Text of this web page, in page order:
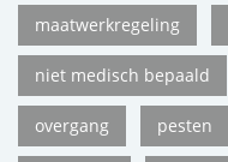
maatwerkregeling
niet medisch bepaald
overgang pesten